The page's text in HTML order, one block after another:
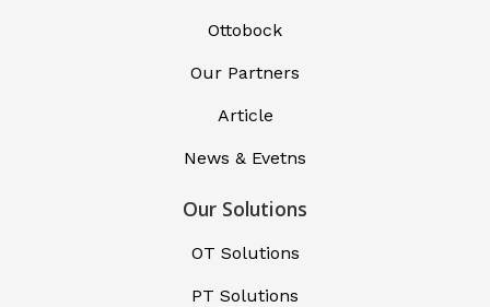
Ottobock
Our Partners
Article
News & Evetns
Our Solutions
OT Solutions
PT Solutions